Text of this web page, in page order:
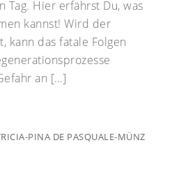
Tag. Hier erfährst Du, was
kannst! Wird der
kann das fatale Folgen
an […]
PINA DE PASQUALE-MÜNZ